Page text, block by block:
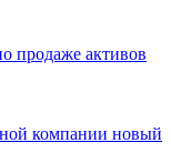
продаже активов
компании новый